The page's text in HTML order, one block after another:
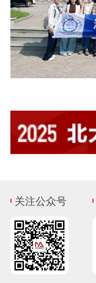
关注公众号